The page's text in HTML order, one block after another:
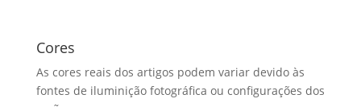
Cores
As cores reais dos artigos podem variar devido às
fontes de iluminição fotográfica ou configurações dos